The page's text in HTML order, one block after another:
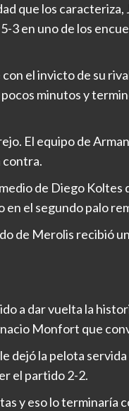
que los caracteriza,
3 en uno de los
el invicto de su
minutos y
El equipo de
contra.
de Diego Koltes
el segundo palo
de Merolis recibió
a dar vuelta la
Monfort que
dejó la pelota
el partido 2-2.
y eso lo terminaría